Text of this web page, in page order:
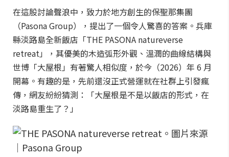
在這股討論聲浪中，致力於地方創生的保聖那集團
（Pasona Group），提出了一個令人驚喜的答案。兵庫
縣淡路島全新飯店「THE PASONA natureverse
retreat」，其優美的木造弧形外觀、溫潤的曲線結構與
世博「大屋根」有著驚人相似度，於今（2026）年 6 月
開幕。有趣的是，先前還沒正式營運就在社群上引發瘋
傳，網友紛紛猜測：「大屋根是不是以飯店的形式，在
淡路島重生了？」